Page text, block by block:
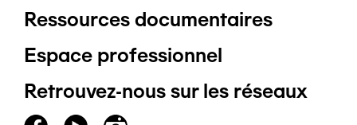
Pied
de
page
Ressources documentaires
Espace professionnel
Retrouvez-nous sur les réseaux